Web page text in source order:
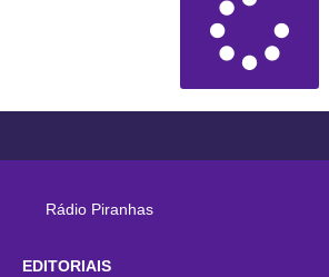
Rádio Piranhas
EDITORIAIS